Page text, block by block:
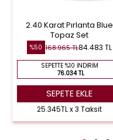
2.40 Karat Pırlanta Blue
Topaz Set
%50 168.965 TL84.483 TL
SEPETTE %10 İNDIRIM
76.034 TL
SEPETE EKLE
25.345TL x 3 Taksit